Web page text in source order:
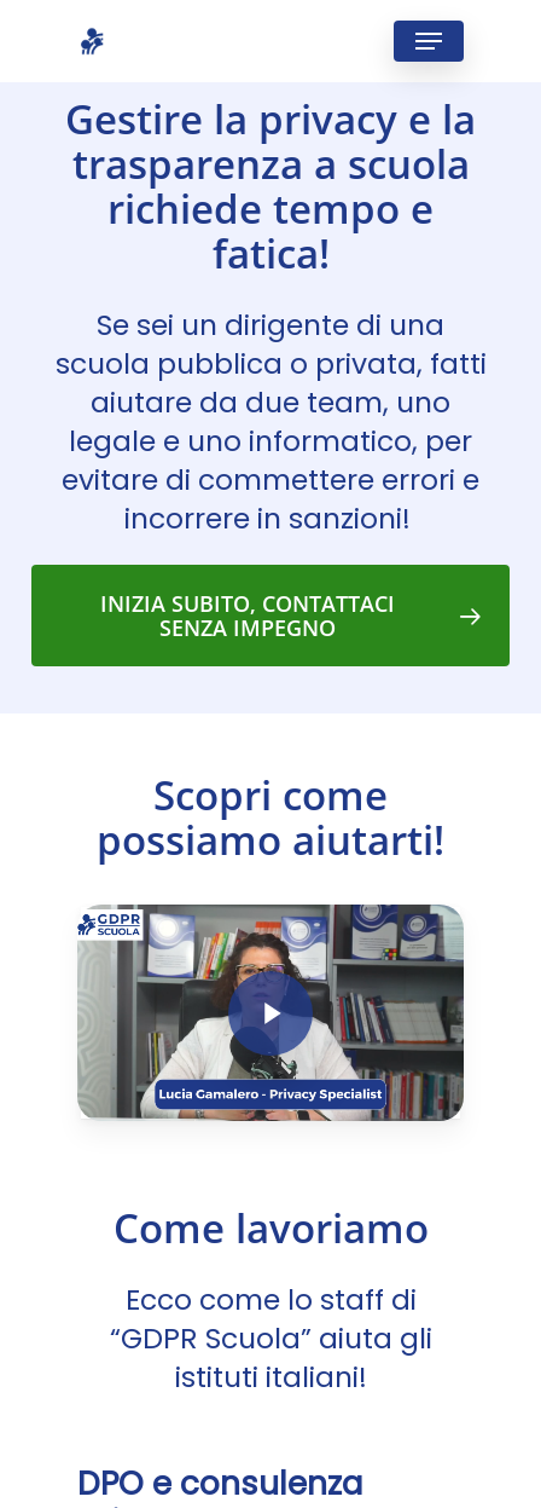
Menu
Gestire la privacy e la
trasparenza a scuola
richiede tempo e
fatica!
Se sei un dirigente di una
scuola pubblica o privata, fatti
aiutare da due team, uno
legale e uno informatico, per
evitare di commettere errori e
incorrere in sanzioni!
INIZIA SUBITO, CONTATTACI
SENZA IMPEGNO
Scopri come
possiamo aiutarti!
Play Video
Come lavoriamo
Ecco come lo staff di
“GDPR Scuola” aiuta gli
istituti italiani!
DPO e consulenza